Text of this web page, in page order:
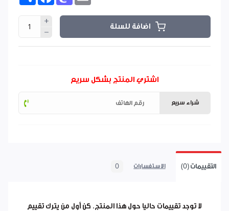
اضافة للسلة
اشتري المنتج بشكل سريع
شراء سريع
التقييمات (0) الاستفسارات 0
لا توجد تقييمات حاليا حول هذا المنتج. كن أول من يترك تقييم